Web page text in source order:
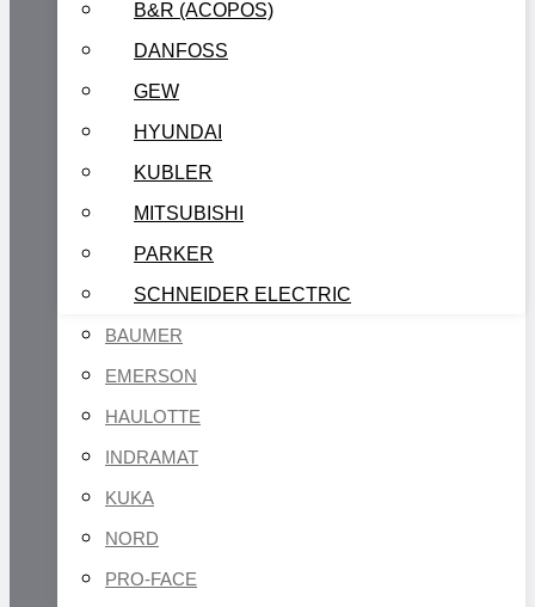
B&R (ACOPOS)
DANFOSS
GEW
HYUNDAI
KUBLER
MITSUBISHI
PARKER
SCHNEIDER ELECTRIC
BAUMER
EMERSON
HAULOTTE
INDRAMAT
KUKA
NORD
PRO-FACE